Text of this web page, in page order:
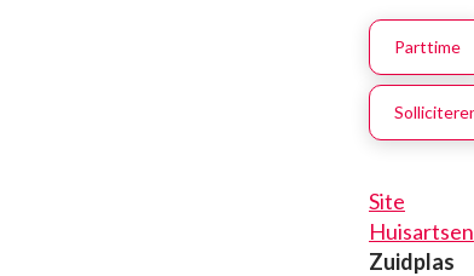
Parttime
Site
Zuidplas